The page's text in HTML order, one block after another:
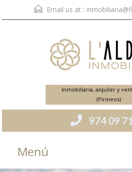
Email us at :
Inmobiliaria, alquiler y
(Pirineos)
974 09
Menú